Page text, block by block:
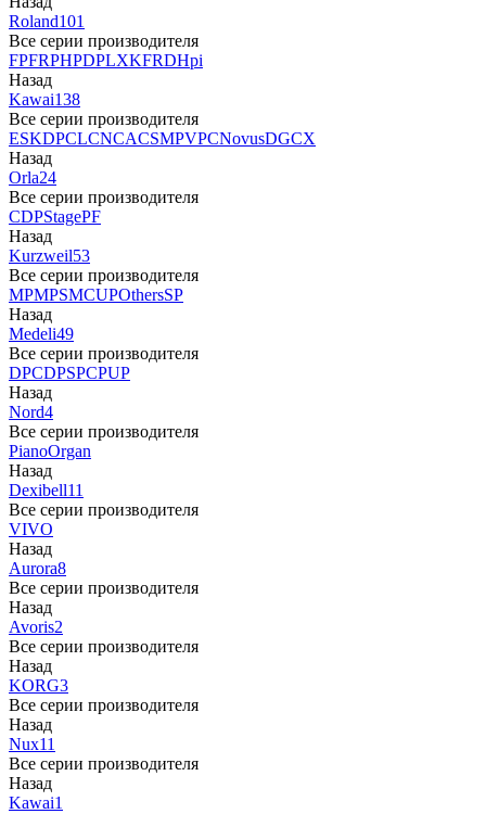
Roland101
Все серии производителя
FPFRPHPDPLXKFRDHpi
Назад
Kawai138
Все серии производителя
ESKDPCLCNCACSMPVPCNovusDGCX
Назад
Orla24
Все серии производителя
CDPStagePF
Назад
Kurzweil53
Все серии производителя
MPMPSMCUPOthersSP
Назад
Medeli49
Все серии производителя
DPCDPSPCPUP
Назад
Nord4
Все серии производителя
PianoOrgan
Назад
Dexibell11
Все серии производителя
VIVO
Назад
Aurora8
Все серии производителя
Назад
Avoris2
Все серии производителя
Назад
KORG3
Все серии производителя
Назад
Nux11
Все серии производителя
Назад
Kawai1